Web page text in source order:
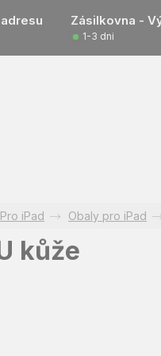
Zásilkovna -
1-3 dni
Pro iPad Obaly pro iPad
kůže